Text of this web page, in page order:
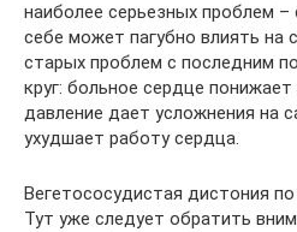
наиболее серьезных проблем
себе может пагубно влиять на
старых проблем с последним
круг: больное сердце
давление дает усложнения на
ухудшает работу сердца.
Вегетососудистая дистония
Тут уже следует обратить